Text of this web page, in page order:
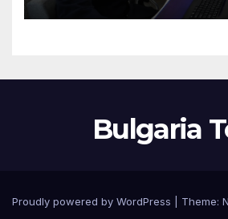
Bulgaria
Proudly powered by WordPress Theme: